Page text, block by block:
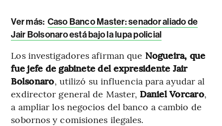
Ver más: Caso Banco Master: senador aliado de
Jair Bolsonaro está bajo la lupa policial
Los investigadores afirman que Nogueira, que
fue jefe de gabinete del expresidente Jair
Bolsonaro, utilizó su influencia para ayudar al
exdirector general de Master, Daniel Vorcaro,
a ampliar los negocios del banco a cambio de
sobornos y comisiones ilegales.